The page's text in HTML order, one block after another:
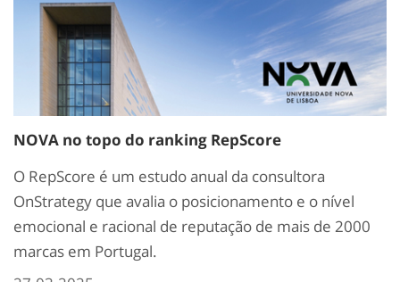
NOVA no topo do ranking RepScore
O RepScore é um estudo anual da consultora
OnStrategy que avalia o posicionamento e o nível
emocional e racional de reputação de mais de 2000
marcas em Portugal.